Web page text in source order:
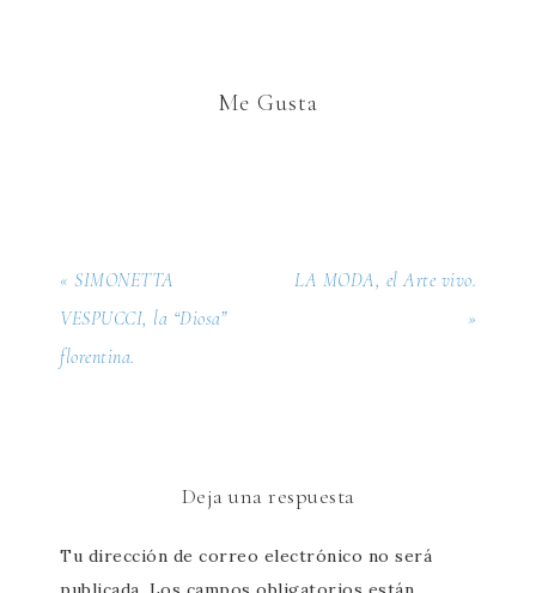
Me Gusta
« SIMONETTA
VESPUCCI, la “Diosa”
florentina.
LA MODA, el Arte vivo.
»
Deja una respuesta
Tu dirección de correo electrónico no será